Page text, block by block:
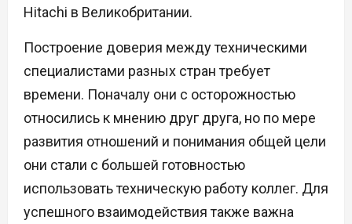
Hitachi в Великобритании.
Построение доверия между техническими
специалистами разных стран требует
времени. Поначалу они с осторожностью
относились к мнению друг друга, но по мере
развития отношений и понимания общей цели
они стали с большей готовностью
использовать техническую работу коллег. Для
успешного взаимодействия также важна